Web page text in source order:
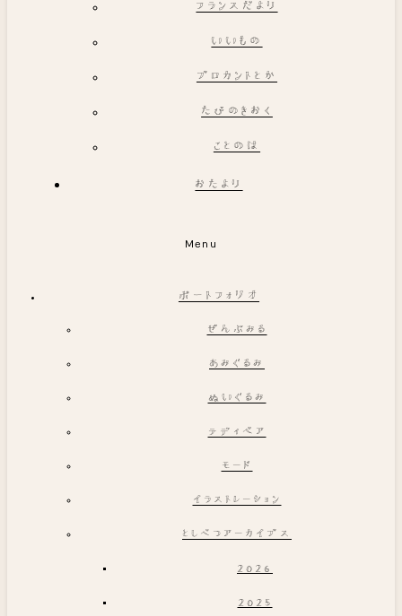
フランスだより
いいもの
ブロカントとか
たびのきおく
ことのは
おたより
Menu
ポートフォリオ
ぜんぶみる
あみぐるみ
ぬいぐるみ
テディベア
モード
イラストレーション
としべつアーカイブス
2026
2025